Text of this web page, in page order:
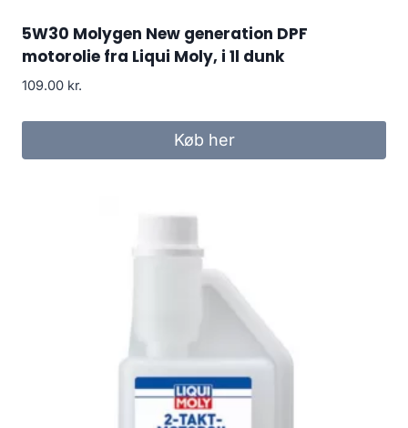
5W30 Molygen New generation DPF
motorolie fra Liqui Moly, i 1l dunk
109.00 kr.
Køb her